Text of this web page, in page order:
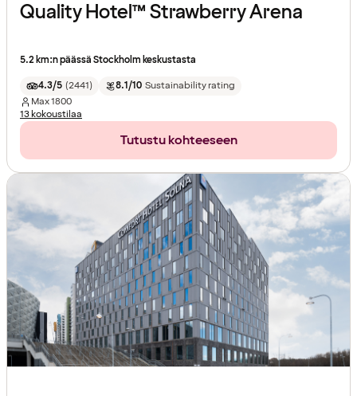
Quality Hotel™ Strawberry Arena
5.2 km:n päässä Stockholm keskustasta
4.3/5 (2441) 8.1/10 Sustainability rating
Max1800
13 kokoustilaa
Tutustu kohteeseen